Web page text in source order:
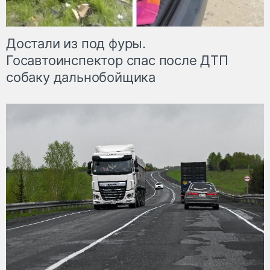
Достали из под фуры.
Госавтоинспектор спас после ДТП
собаку дальнобойщика